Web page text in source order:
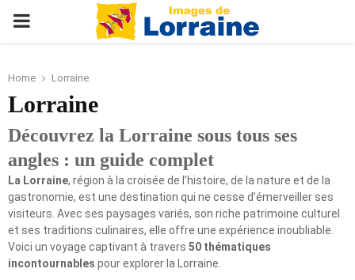
PRIMARY
Home Lorraine
Lorraine
Découvrez la Lorraine sous tous ses
angles : un guide complet
La Lorraine, région à la croisée de l’histoire, de la nature et de la
gastronomie, est une destination qui ne cesse d’émerveiller ses
visiteurs. Avec ses paysages variés, son riche patrimoine culturel
et ses traditions culinaires, elle offre une expérience inoubliable.
Voici un voyage captivant à travers 50 thématiques
incontournables pour explorer la Lorraine.